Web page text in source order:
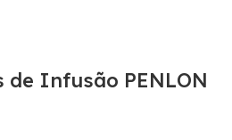
de Infusão PENLON